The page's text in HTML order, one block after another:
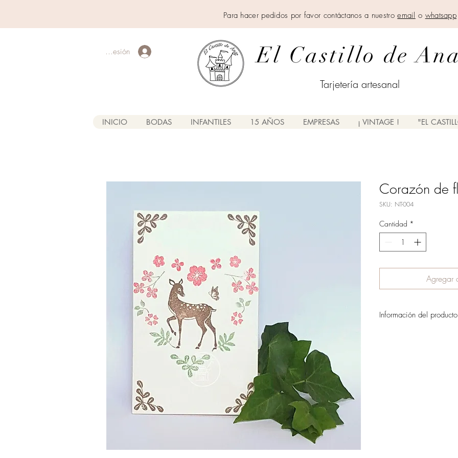
Para hacer pedidos por favor contáctanos a nuestroemail o whatsapp
Iniciar sesión El Castillo de Ana
Tarjetería artesanal
INICIO BODAS INFANTILES 15 AÑOS EMPRESAS ¡ VINTAGE ! "EL
Corazón de
SKU: NT-004
Cantidad *
Agregar
Información del producto